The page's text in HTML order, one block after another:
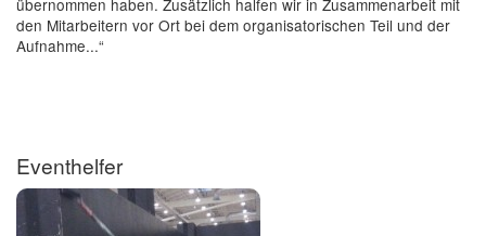
den Mitarbeitern vor Ort bei dem organisatorischen Teil und der
Aufnahme...“
Eventhelfer